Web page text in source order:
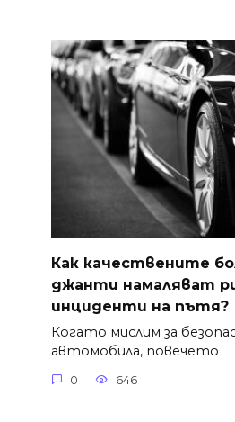
Как качествените
джанти намаляват
инциденти на пътя?
Когато мислим за
автомобила, повечето
0 646